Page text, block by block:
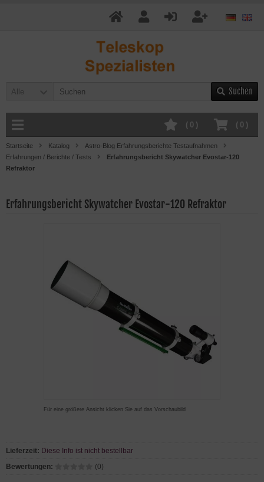
Alle Suchen
( 0 )
( 0 )
Startseite Katalog
Astro-Blog Erfahrungsberichte Testaufnahmen
Erfahrungen / Berichte / Tests
Erfahrungsbericht Skywatcher Evostar-120
Refraktor
Erfahrungsbericht Skywatcher Evostar-120 Refraktor
Für eine größere Ansicht klicken Sie auf das Vorschaubild
Lieferzeit: Diese Info ist nicht bestellbar
Bewertungen:
(0)